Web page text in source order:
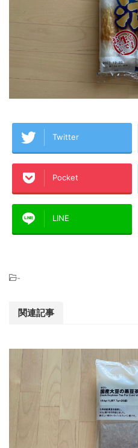
Twitter
Pocket
LINE
-
関連記事